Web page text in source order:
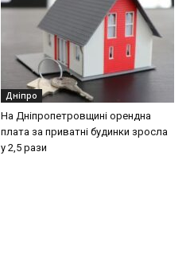
Дніпро
На Дніпропетровщині орендна
плата за приватні будинки зросла
у 2,5 рази